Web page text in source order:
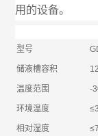
用的设备。
型号
储液槽容积
温度范围 -
环境温度
相对湿度